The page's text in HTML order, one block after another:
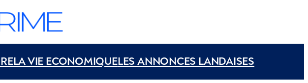
LA VIE ECONOMIQUELES ANNONCES LANDAISES